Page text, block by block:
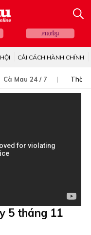
ភាសាខ្មែរ
CẢI CÁCH HÀNH CHÍNH
Cà Mau 24 / 7 Thời
5 tháng 11